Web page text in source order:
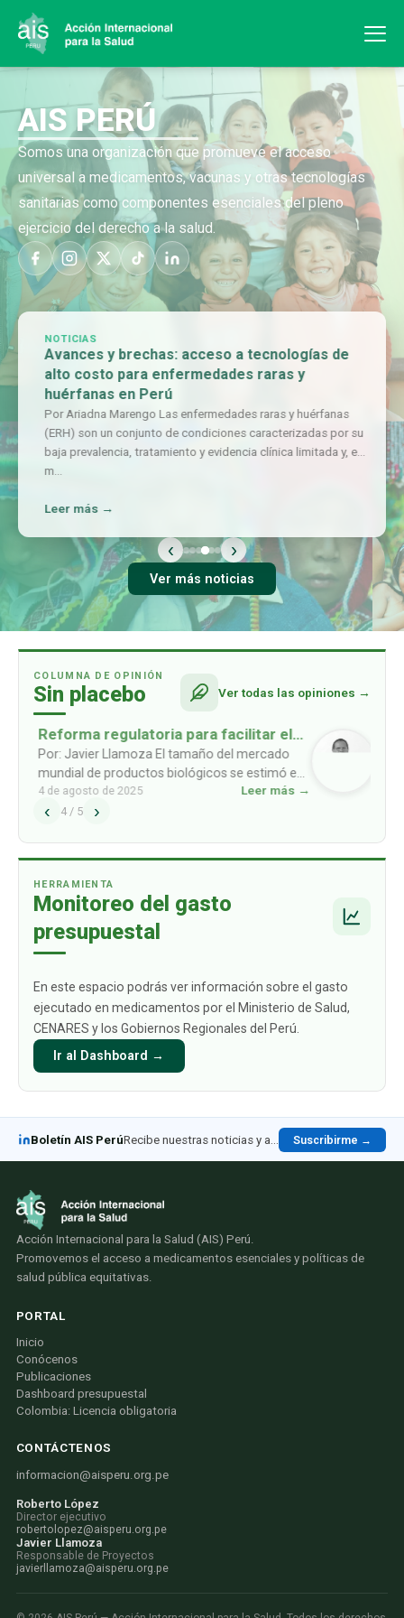
AIS PERÚ
Somos una organización que promueve el acceso
universal a medicamentos, vacunas y otras tecnologías
sanitarias como componentes esenciales del pleno
ejercicio del derecho a la salud.
NOTICIAS
Avances y brechas: acceso a tecnologías de
alto costo para enfermedades raras y
huérfanas en Perú
Por Ariadna Marengo Las enfermedades raras y huérfanas
(ERH) son un conjunto de condiciones caracterizadas por su
baja prevalencia, tratamiento y evidencia clínica limitada y, en
m…
Leer más →
‹ ›
Ver más noticias
COLUMNA DE OPINIÓN
Sin placebo Ver todas las opiniones →
Reforma regulatoria para facilitar el
acceso a biosimilares
Por: Javier Llamoza El tamaño del mercado
mundial de productos biológicos se estimó en
USD 461mil millones en 2022, y se prevé que
alcance los USD 1009 mil millones para 2030.
4 de agosto de 2025 Leer más →
‹ 4 / 5 ›
HERRAMIENTA
Monitoreo del gasto
presupuestal
En este espacio podrás ver información sobre el gasto
ejecutado en medicamentos por el Ministerio de Salud,
CENARES y los Gobiernos Regionales del Perú.
Ir al Dashboard →
Boletín AIS PerúRecibe nuestras noticias y análisis en LinkedIn Suscribirme →
Acción Internacional para la Salud (AIS) Perú.
Promovemos el acceso a medicamentos esenciales y políticas de
salud pública equitativas.
PORTAL
Inicio
Conócenos
Publicaciones
Dashboard presupuestal
Colombia: Licencia obligatoria
CONTÁCTENOS
informacion@aisperu.org.pe
Roberto López
Director ejecutivo
robertolopez@aisperu.org.pe
Javier Llamoza
Responsable de Proyectos
javierllamoza@aisperu.org.pe